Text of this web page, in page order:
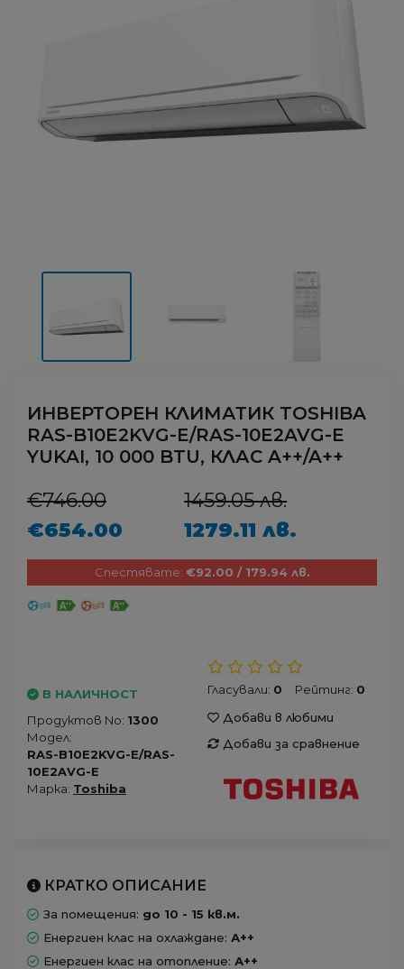
ИНВЕРТОРЕН КЛИМАТИК TOSHIBA
RAS-B10E2KVG-E/RAS-10E2AVG-E
YUKAI, 10 000 BTU, КЛАС A++/A++
€746.00
€654.00
1459.05 лв.
1279.11 лв.
Спестявате: €92.00 / 179.94 лв.
В НАЛИЧНОСТ
Продуктов No: 1300
Модел:
RAS-B10E2KVG-E/RAS-
10E2AVG-E
Марка: Toshiba
Гласували: 0 Рейтинг: 0
Добави в любими
Добави за сравнение
КРАТКО ОПИСАНИЕ
За помещения: до 10 - 15 кв.м.
Енергиен клас на охлаждане: А++
Енергиен клас на отопление: А++